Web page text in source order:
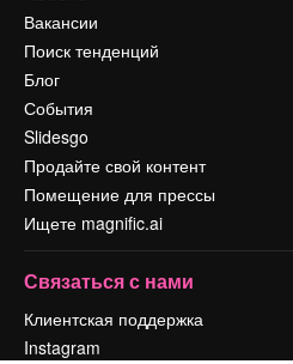
Вакансии
Поиск тенденций
Блог
События
Slidesgo
Продайте свой контент
Помещение для прессы
Ищете magnific.ai
Связаться с нами
Клиентская поддержка
Instagram